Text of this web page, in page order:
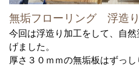
無垢フローリング 浮造
今回は浮造り加工をして、自
げました。
厚さ３０ｍｍの無垢板はずっし